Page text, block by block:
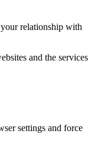
relationship with
and the services
settings and force